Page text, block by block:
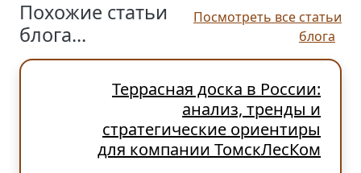
Похожие статьи
блога...
Посмотреть все статьи
блога
Террасная доска в России:
анализ, тренды и
стратегические ориентиры
для компании ТомскЛесКом